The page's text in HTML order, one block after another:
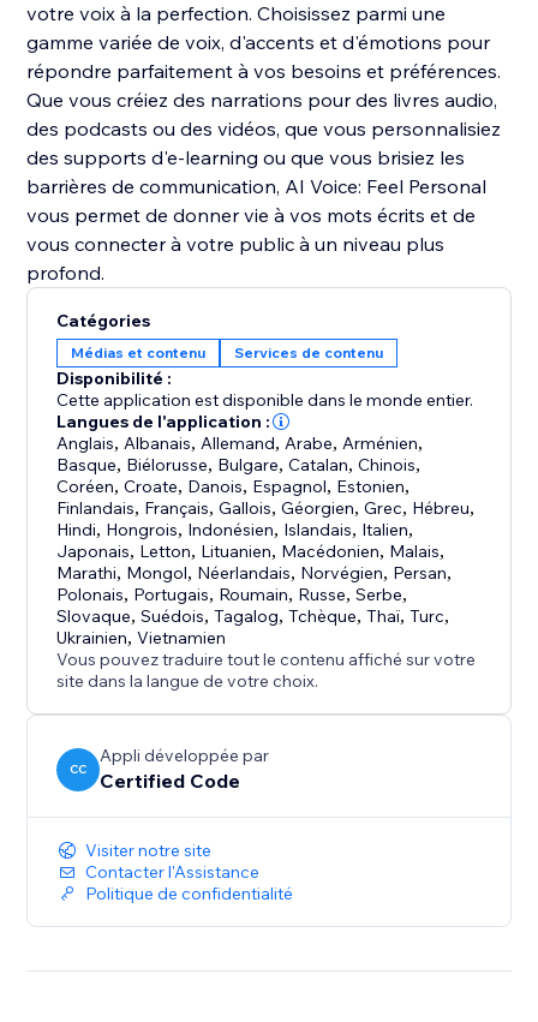
votre voix à la perfection. Choisissez parmi une
gamme variée de voix, d'accents et d'émotions pour
répondre parfaitement à vos besoins et préférences.
Que vous créiez des narrations pour des livres audio,
des podcasts ou des vidéos, que vous personnalisiez
des supports d'e-learning ou que vous brisiez les
barrières de communication, AI Voice: Feel Personal
vous permet de donner vie à vos mots écrits et de
vous connecter à votre public à un niveau plus
profond.
Catégories
Médias et contenu Services de contenu
Disponibilité :
Cette application est disponible dans le monde entier.
Langues de l'application :
Anglais, Albanais, Allemand, Arabe, Arménien,
Basque, Biélorusse, Bulgare,Catalan,Chinois,
Coréen,Croate, Danois, Espagnol, Estonien,
Finlandais, Français,Gallois,Géorgien,Grec, Hébreu,
Hindi, Hongrois, Indonésien, Islandais, Italien,
Japonais, Letton, Lituanien, Macédonien, Malais,
Marathi, Mongol, Néerlandais, Norvégien, Persan,
Polonais, Portugais, Roumain, Russe,Serbe,
Slovaque,Suédois,Tagalog,Tchèque,Thaï,Turc,
Ukrainien,Vietnamien
Vous pouvez traduire tout le contenu affiché sur votre
site dans la langue de votre choix.
CC
Appli développée par
Certified Code
Visiter notre site
Contacter l'Assistance
Politique de confidentialité